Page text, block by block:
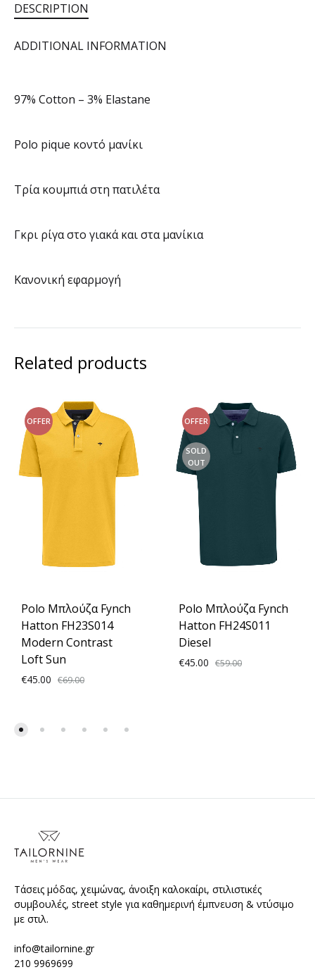
DESCRIPTION
ADDITIONAL INFORMATION
97% Cotton – 3% Elastane
Polo pique κοντό μανίκι
Τρία κουμπιά στη πατιλέτα
Γκρι ρίγα στο γιακά και στα μανίκια
Κανονική εφαρμογή
Related products
OFFER
Polo Μπλούζα Fynch
Hatton FH23S014
Modern Contrast
Loft Sun
€45.00 €69.00
OFFER
SOLD
OUT
Polo Μπλούζα Fynch
Hatton FH24S011
Diesel
€45.00 €59.00
Τάσεις μόδας, χειμώνας, άνοιξη καλοκαίρι, στιλιστικές
συμβουλές, street style για καθημερινή έμπνευση & ντύσιμο
με στιλ.
info@tailornine.gr
210 9969699